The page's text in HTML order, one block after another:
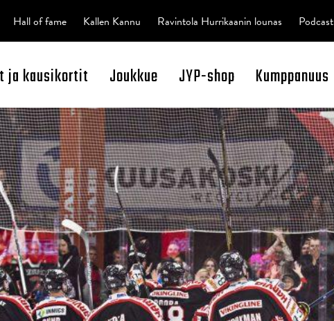
ja kausikortit Joukkue JYP-shop Kumppanuus
Hall of fame Kallen Kannu Ravintola Hurrikaanin lounas Podcast